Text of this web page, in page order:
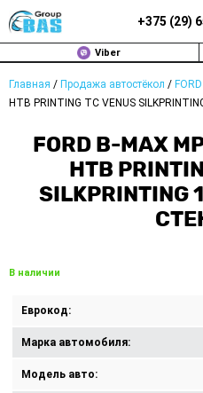
+375 (29)
Viber
Главная / Продажа автостёкол / FORD
HTB PRINTING TC VENUS
FORD B-MAX
HTB
SILKPRINTING
В наличии
Еврокод:
Марка автомобиля:
Модель авто:
ЗАМЕНА АВТОСТЕКОЛ В
ПРОДАЖА АВТОСТЁКОЛ
ПОЛИТИКА